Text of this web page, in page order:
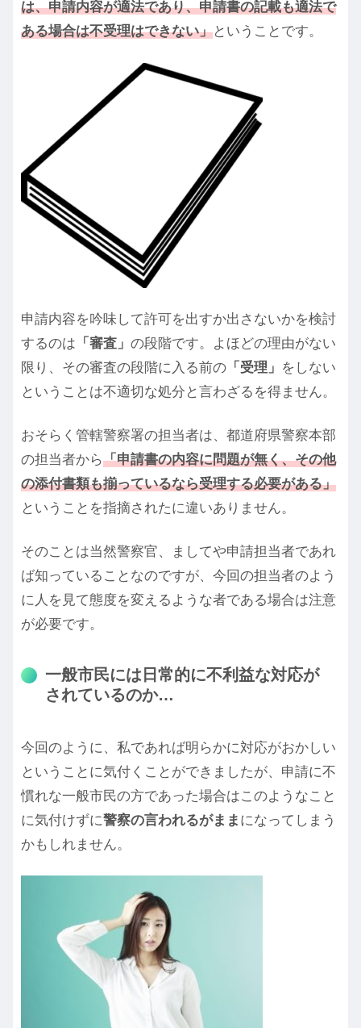
は、申請内容が適法であり、申請書の記載も適法で
ある場合は不受理はできない」ということです。
申請内容を吟味して許可を出すか出さないかを検討
するのは 「審査」 の段階です。よほどの理由がない
限り、その審査の段階に入る前の 「受理」 をしない
ということは不適切な処分と言わざるを得ません。
おそらく管轄警察署の担当者は、都道府県警察本部
の担当者から「申請書の内容に問題が無く、その他
の添付書類も揃っているなら受理する必要がある」
ということを指摘されたに違いありません。
そのことは当然警察官、ましてや申請担当者であれ
ば知っていることなのですが、今回の担当者のよう
に人を見て態度を変えるような者である場合は注意
が必要です。
一般市民には日常的に不利益な対応が
されているのか…
今回のように、私であれば明らかに対応がおかしい
ということに気付くことができましたが、申請に不
慣れな一般市民の方であった場合はこのようなこと
に気付けずに警察の言われるがまま になってしまう
かもしれません。